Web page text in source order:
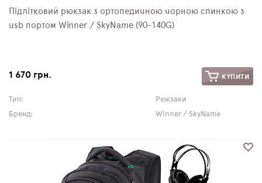
Підлітковий рюкзак з ортопедичною чорною спинкою з
usb портом Winner / SkyName (90-140G)
1 670 грн. КУПИТИ
Тип:
Рюкзаки
Бренд:
Winner / SkyName